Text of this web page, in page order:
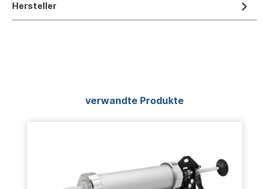
Hersteller
Produktgalerie überspringen
verwandte Produkte